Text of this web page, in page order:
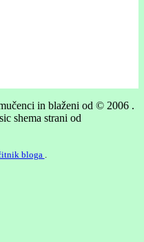
in blaženi od © 2006 .
shema strani od
bloga .